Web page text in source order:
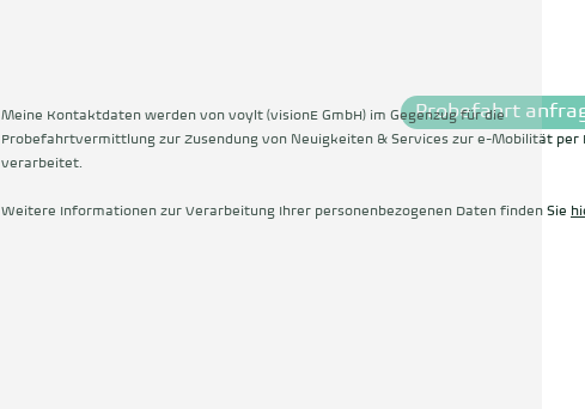
Probefahrt
Meine Kontaktdaten werden von voylt (visionE GmbH) im Gegenzug für die
Probefahrtvermittlung zur Zusendung von Neuigkeiten & Services zur e-Mobilität per
verarbeitet.
Weitere Informationen zur Verarbeitung Ihrer personenbezogenen Daten finden Sie